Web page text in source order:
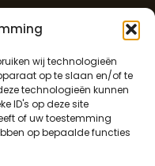
wij technologieën
op te slaan en/of te
technologieën kunnen
ID's op deze site
of uw toestemming
op bepaalde functies